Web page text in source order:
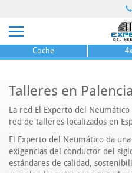
Coche
Talleres en Palencia
La red El Experto del
red de talleres localizados en
El Experto del Neumático da
exigencias del conductor del
estándares de calidad,